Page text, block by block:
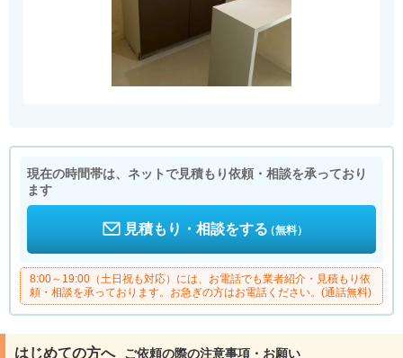
現在の時間帯は、ネットで見積もり依頼・相談を承っており
ます
見積もり・相談をする（無料）
8:00～19:00（土日祝も対応）には、お電話でも業者紹介・見積もり依
頼・相談を承っております。お急ぎの方はお電話ください。(通話無料)
はじめての方へ ご依頼の際の注意事項・お願い